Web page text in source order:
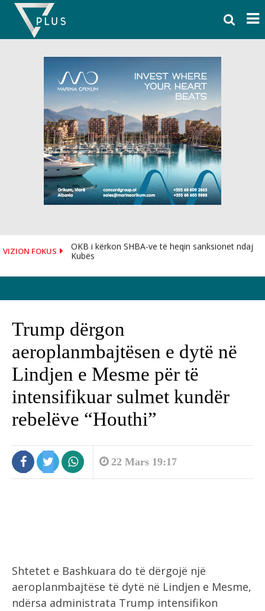
Skip
content
VIZION FOKUS
OKB i kërkon SHBA-ve të heqin sanksionet ndaj
Kubës
Trump dërgon
aeroplanmbajtësen e dytë në
Lindjen e Mesme për të
intensifikuar sulmet kundër
rebelëve “Houthi”
22 Mars 19:17
Shtetet e Bashkuara do të dërgojë një
aeroplanmbajtëse të dytë në Lindjen e Mesme,
ndërsa administrata Trump intensifikon